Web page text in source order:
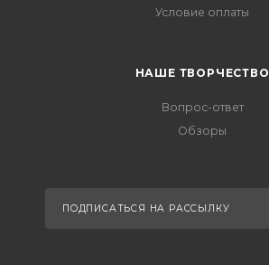
Условие оплаты
НАШЕ ТВОРЧЕСТВО
Вопрос-ответ
Обзоры
ПОДПИСАТЬСЯ НА РАССЫЛКУ